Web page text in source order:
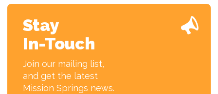
Stay
In-Touch
Join our mailing list,
and get the latest
Mission Springs news.